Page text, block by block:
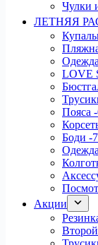
Чулки
ЛЕТНЯЯ
Одежда
LOVE
Пояса
Боди -
Акции